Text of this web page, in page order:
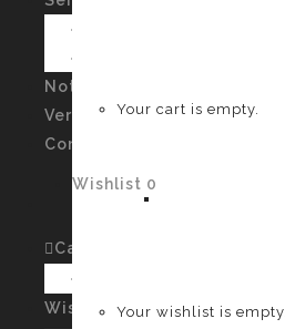
Spanish
Your cart is empty.
Wishlist 0
Your wishlist is empty.
Noticias
Verssiones
Contacto
Cart
Wishlist 0